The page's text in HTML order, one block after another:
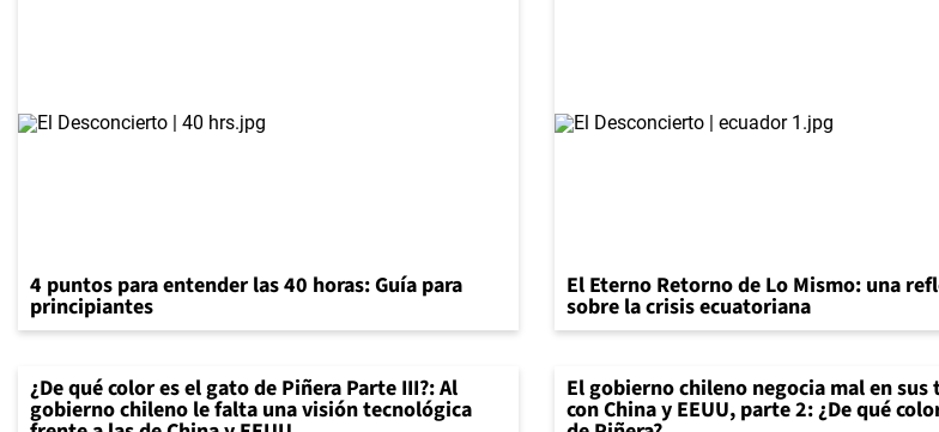
4 puntos para entender las 40 horas: Guía para
principiantes
El Eterno Retorno de Lo Mismo: una
sobre la crisis ecuatoriana
¿De qué color es el gato de Piñera Parte III?: Al
gobierno chileno le falta una visión tecnológica
El gobierno chileno negocia mal en sus
con China y EEUU, parte 2: ¿De qué